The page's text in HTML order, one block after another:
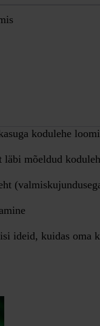
kodulehe
läbi mõeldud
ideid, kuidas oma